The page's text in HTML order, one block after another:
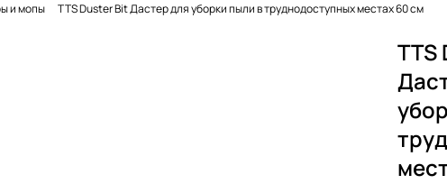
и мопы TTS Duster Bit Дастер для уборки пыли в труднодоступных местах 60 см
TTS